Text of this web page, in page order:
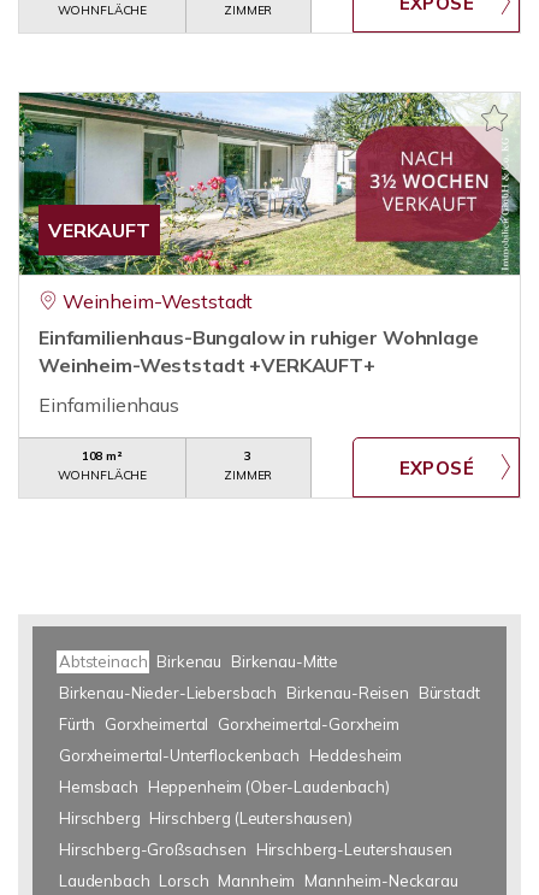
WOHNFLÄCHE
ZIMMER
VERKAUFT
Weinheim-Weststadt
Einfamilienhaus-Bungalow in ruhiger Wohnlage
Weinheim-Weststadt +VERKAUFT+
Einfamilienhaus
108 m²
WOHNFLÄCHE
3
ZIMMER
Abtsteinach Birkenau
Birkenau-Mitte
Birkenau-Nieder-Liebersbach
Birkenau-Reisen
Bürstadt
Fürth
Gorxheimertal
Gorxheimertal-Gorxheim
Gorxheimertal-Unterflockenbach
Heddesheim
Hemsbach
Heppenheim (Ober-Laudenbach)
Hirschberg Hirschberg (Leutershausen)
Hirschberg-Großsachsen
Hirschberg-Leutershausen
Laudenbach Lorsch Mannheim Mannheim-Neckarau